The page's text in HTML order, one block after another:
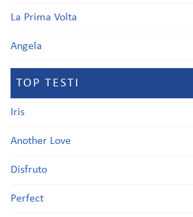
La Prima Volta
Angela
TOP TESTI
Iris
Another Love
Disfruto
Perfect